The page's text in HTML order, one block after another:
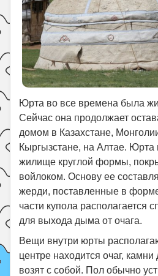
Юрта во все времена была
Сейчас она продолжает
домом в Казахстане,
Кыргызстане, на Алтае. Юрта
жилище круглой формы,
войлоком. Основу ее
жерди, поставленные в
части купола располагается
для выхода дыма от очага.
Вещи внутри юрты
центре находится очаг, камни
возят с собой. Пол обычно